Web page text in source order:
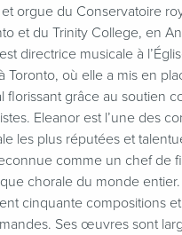
orgue du Conservatoire
et du Trinity College, en
directrice musicale à
Toronto, où elle a mis en
florissant grâce au soutien
Eleanor est l’une des
les plus réputées et
comme un chef de
chorale du monde
cinquante compositions
Ses œuvres sont